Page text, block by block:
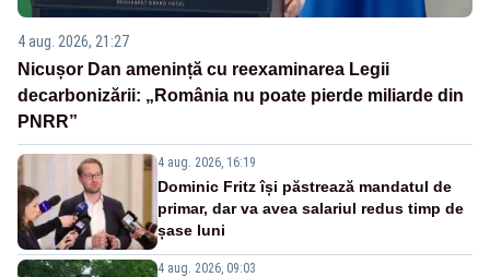
4 aug. 2026, 21:27
Nicușor Dan amenință cu reexaminarea Legii
decarbonizării: „România nu poate pierde miliarde din
PNRR”
4 aug. 2026, 16:19
Dominic Fritz își păstrează mandatul de
primar, dar va avea salariul redus timp de
șase luni
4 aug. 2026, 09:03